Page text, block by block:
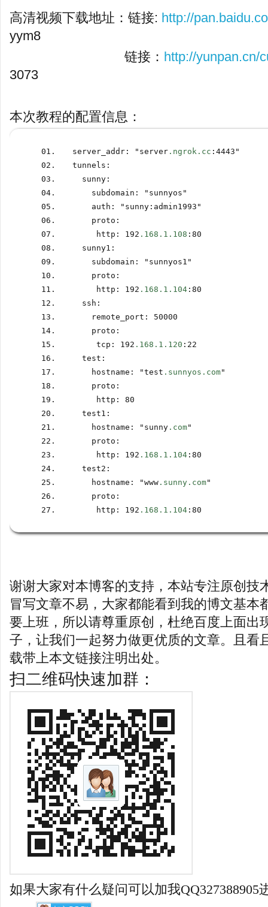
高清视频下载地址：链接: http://
yym8
链接： http://yunpan.cn/
3073
本次教程的配置信息：
server_addr: "server.ngrok.cc : 4443"
tunnels :
sunny:
subdomain :
"sunnyos"
auth : "sunny: admin1993"
proto :
http : 192 .168.1.108 : 80
sunny1 :
subdomain :
"sunnyos1"
proto :
http : 192 .168.1.104: 80
ssh :
remote_port :
50000
proto :
tcp : 192 .168.1.120 : 22
test :
hostname : "test .sunnyos.com"
proto :
http :
80
test1 :
hostname : "sunny.com"
proto :
http : 192 .168.1.104: 80
test2 :
hostname : "www.sunny.com"
proto :
http : 192 .168.1.104: 80
谢谢大家对本博客的支持，本站专注原创技
冒写文章不易，大家都能看到我的博文基本
要上班，所以请尊重原创，杜绝百度上面出
子，让我们一起努力做更优质的文章。且看
载带上本文链接注明出处。
扫二维码快速加群：
如果大家有什么疑问可以加我QQ327388905